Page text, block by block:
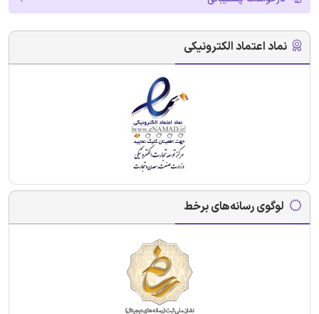
نماد اعتماد الکترونیکی
لوگوی رسانه‌های برخط